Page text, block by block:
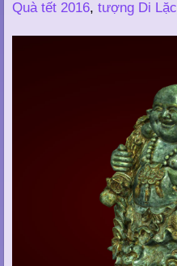
Quà tết 2016, tượng Di Lặc